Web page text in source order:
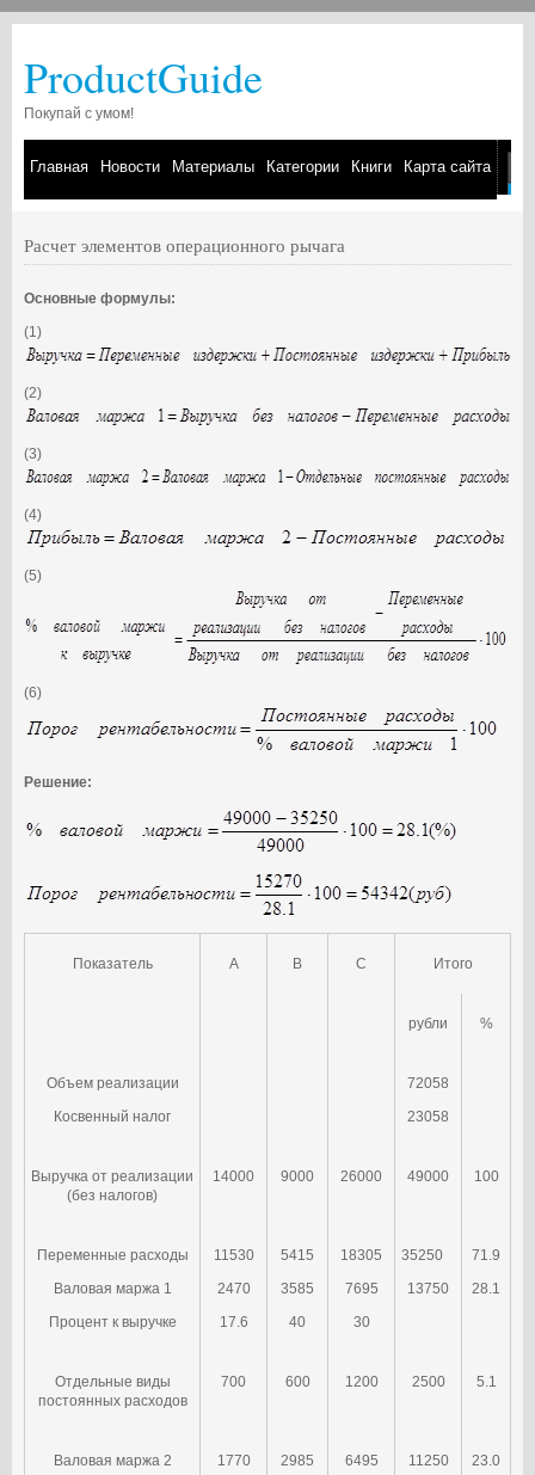
ProductGuide
Покупай с умом!
Главная Новости Материалы Категории Книги Карта сайта
Расчет элементов операционного рычага
Основные формулы:
(1)
(2)
(3)
(4)
(5)
(6)
Решение:
Показатель A B C Итого
рубли %
Объем реализации
Косвенный налог
72058
23058
Выручка от реализации
(без налогов)
14000 9000 26000 49000 100
Переменные расходы
Валовая маржа 1
Процент к выручке
11530
2470
17.6
5415
3585
40
18305
7695
30
35250
13750
71.9
28.1
Отдельные виды
постоянных расходов
700 600 1200 2500 5.1
Валовая маржа 2
1770
2985
6495
11250 23.0